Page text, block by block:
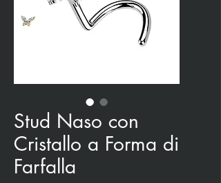
Stud Naso con
Cristallo a Forma di
Farfalla